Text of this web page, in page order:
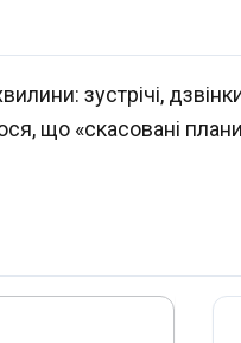
зустрічі,
що «скасовані